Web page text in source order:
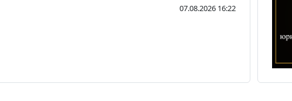
07.08.2026 16:22